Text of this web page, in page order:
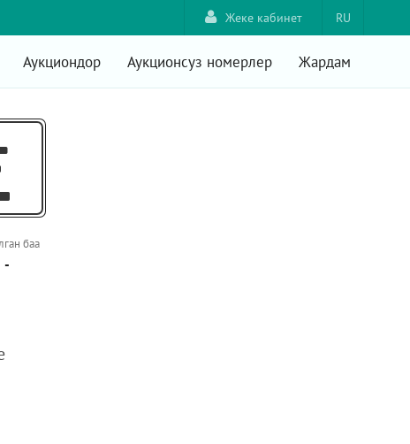
RU
Жеке кабинет
Аукциондор Аукционсуз номерлер Жардам
баа
-